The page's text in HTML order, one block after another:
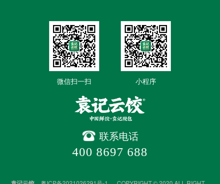
微信扫一扫 小程序
联系电话
400 8697 688